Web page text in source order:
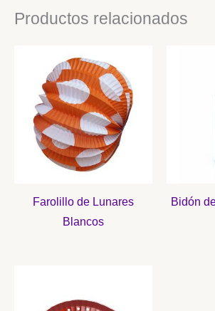
Productos relacionados
Farolillo de Lunares
Blancos
Bidón